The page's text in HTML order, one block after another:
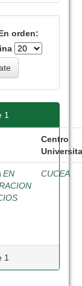
orden:
1
Centro
EN
CUCEA
1